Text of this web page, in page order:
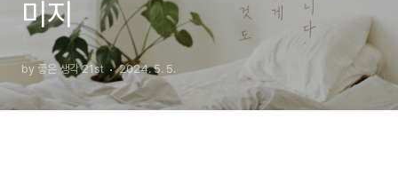
미지
by 좋은 생각 21st 2024. 5. 5.